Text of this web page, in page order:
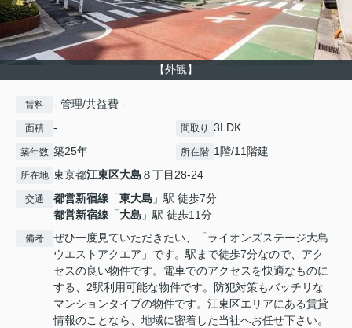
【外観】
賃料 - 管理/共益費 -
面積 - 間取り 3LDK
築年数 築25年 所在階 1階/11階建
所在地 東京都江東区大島 ８丁目28-24
交通 都営新宿線 「東大島 」駅 徒歩7分
都営新宿線 「大島 」駅 徒歩11分
備考
ぜひ一度見ていただきたい、「ライオンズステージ大島
ウエストアクエア」です。駅まで徒歩7分なので、アク
セスの良い物件です。電車でのアクセスを快適なものに
する、2駅利用可能な物件です。防犯対策もバッチリな
マンションタイプの物件です。江東区エリアにある賃貸
情報のことなら、地域に密着した当社へお任せ下さい。